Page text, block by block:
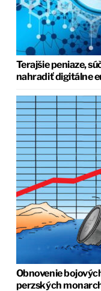
Terajšie peniaze,
nahradiť digitálne
Obnovenie
perzských